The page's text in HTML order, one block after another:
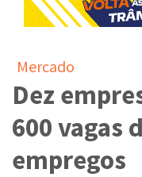
Mercado
Dez
600 vagas
empregos